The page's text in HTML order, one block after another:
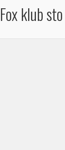
Fox klub sto